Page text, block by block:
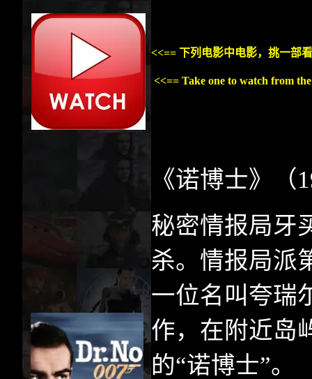
<<== 下列电影中电影，挑一
<<== Take one to watch from
《诺博士》（
秘密情报局牙
杀。情报局派
一位名叫夸瑞
作，在附近岛
的“诺博士”。